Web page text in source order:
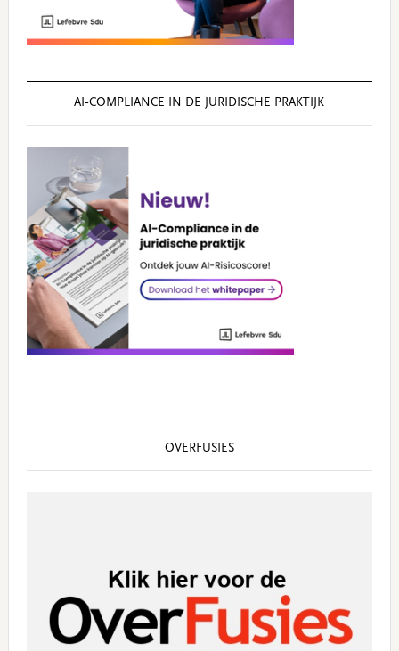
AI‑COMPLIANCE IN DE JURIDISCHE PRAKTIJK
OVERFUSIES